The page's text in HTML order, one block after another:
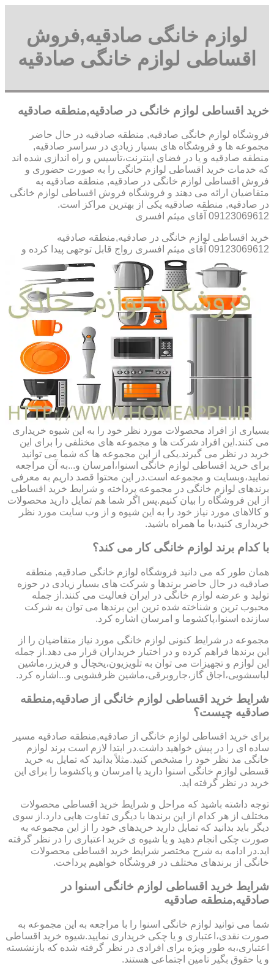
لوازم خانگی صادقیه,فروش
اقساطی لوازم خانگی صادقیه
خرید اقساطی لوازم خانگی در صادقیه,منطقه صادقیه
فروشگاه لوازم خانگی صادقیه, منطقه صادقیه در حال حاضر
مجموعه ها و فروشگاه های بسیار زیادی در سراسر صادقیه,
منطقه صادقیه و یا در فضای اینترنت،تأسیس و راه اندازی شده اند
که خدمات خرید اقساطی لوازم خانگی را به صورت حضوری و
فروش اقساطی لوازم خانگی در صادقیه, منطقه صادقیه به
متقاضیان ارائه می دهند و فروشگاه فروش اقساطی لوازم خانگی
در صادقیه, منطقه صادقیه یکی از بهترین مراکز است.
09123069612 آقای میثم افسری
خرید اقساطی لوازم خانگی در صادقیه,منطقه صادقیه
09123069612 آقای میثم افسری
رواج قابل توجهی پیدا کرده و
بسیاری از افراد محصولات مورد نظر خود را به این شیوه خریداری
می کنند.این افراد شرکت ها و مجموعه های مختلفی را برای این
خرید در نظر می گیرند.یکی از این مجموعه ها که شما می توانید
برای خرید اقساطی لوازم خانگی اسنوا،امرسان و...به آن مراجعه
نمایید،وبسایت و مجموعه است.در این محتوا قصد داریم به معرفی
برندهای لوازم خانگی در مجموعه پرداخته و شرایط خرید اقساطی
از این فروشگاه را بیان کنیم.پس اگر شما هم تمایل دارید محصولات
و کالاهای مورد نیاز خود را به این شیوه و از وب سایت مورد نظر
خریداری کنید،با ما همراه باشید.
با کدام برند لوازم خانگی کار می کند؟
همان طور که می دانید فروشگاه لوازم خانگی صادقیه, منطقه
صادقیه در حال حاضر برندها و شرکت های بسیار زیادی در حوزه
تولید و عرضه لوازم خانگی در ایران فعالیت می کنند.از جمله
محبوب ترین و شناخته شده ترین این برندها می توان به شرکت
سازنده اسنوا،پاکشوما و امرسان اشاره کرد.
مجموعه در شرایط کنونی لوازم خانگی مورد نیاز متقاضیان را از
این برندها فراهم کرده و در اختیار خریداران قرار می دهد.از جمله
این لوازم و تجهیزات می توان به تلویزیون،یخچال و فریزر،ماشین
لباسشویی،اجاق گاز،جاروبرقی،ماشین ظرفشویی و...اشاره کرد.
شرایط خرید اقساطی لوازم خانگی از صادقیه,منطقه
صادقیه چیست؟
برای خرید اقساطی لوازم خانگی از صادقیه,منطقه صادقیه مسیر
ساده ای را در پیش خواهید داشت.در ابتدا لازم است برند لوازم
خانگی مد نظر خود را مشخص کنید.مثلاً بدانید که تمایل به خرید
قسطی لوازم خانگی اسنوا دارید یا امرسان و پاکشوما را برای این
خرید در نظر گرفته اید.
توجه داشته باشید که مراحل و شرایط خرید اقساطی محصولات
مختلف از هر کدام از این برندها با دیگری تفاوت هایی دارد.از سوی
دیگر باید بدانید که تمایل دارید خریدهای خود را از این مجموعه به
صورت چکی انجام دهید و یا شیوه ی خرید اعتباری را در نظر گرفته
اید.در ادامه به شرح مختصر شرایط خرید اقساطی محصولات
خانگی از برندهای مختلف در فروشگاه خواهیم پرداخت.
شرایط خرید اقساطی لوازم خانگی اسنوا در
صادقیه,منطقه صادقیه
شما می توانید لوازم خانگی اسنوا را با مراجعه به این مجموعه به
صورت نقدی،اعتباری و یا چکی خریداری نمایید.شیوه خرید اقساطی
اعتباری،به طور ویژه برای افرادی در نظر گرفته شده که بازنشسته
و یا حقوق بگیر تامین اجتماعی هستند.